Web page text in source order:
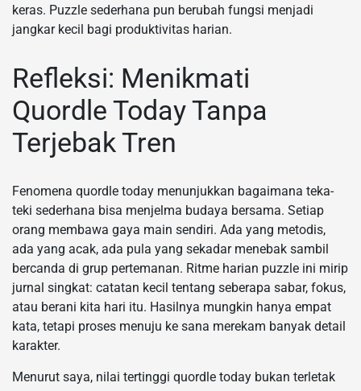
keras. Puzzle sederhana pun berubah fungsi menjadi
jangkar kecil bagi produktivitas harian.
Refleksi: Menikmati
Quordle Today Tanpa
Terjebak Tren
Fenomena quordle today menunjukkan bagaimana teka-
teki sederhana bisa menjelma budaya bersama. Setiap
orang membawa gaya main sendiri. Ada yang metodis,
ada yang acak, ada pula yang sekadar menebak sambil
bercanda di grup pertemanan. Ritme harian puzzle ini mirip
jurnal singkat: catatan kecil tentang seberapa sabar, fokus,
atau berani kita hari itu. Hasilnya mungkin hanya empat
kata, tetapi proses menuju ke sana merekam banyak detail
karakter.
Menurut saya, nilai tertinggi quordle today bukan terletak